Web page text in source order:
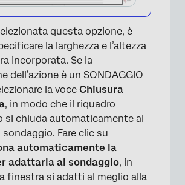
questa opzione, è
la larghezza e l’altezza
incorporata. Se la
dell’azione è un SONDAGGIO
la voce Chiusura
, in modo che il riquadro
si chiuda automaticamente al
Fare clic su
automaticamente la
adattarla al sondaggio, in
finestra si adatti al meglio alla